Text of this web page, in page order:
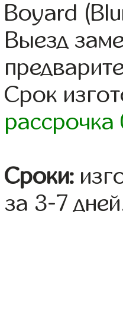
Boyard
Выезд
Срок
рассрочка
Сроки:
за 3-7